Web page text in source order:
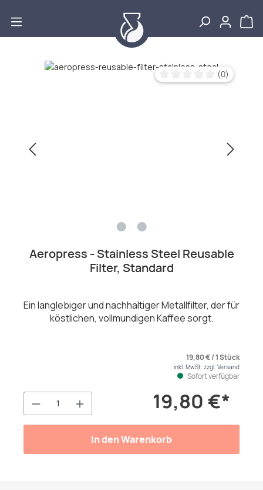
Durchschnittliche
(0)
Bildergalerie überspringen
Aeropress - Stainless Steel Reusable
Filter, Standard
Ein langlebiger und nachhaltiger Metallfilter, der für
köstlichen, vollmundigen Kaffee sorgt.
Produkt Anzahl: Gib den19,80 €*
19,80 € / 1 Stück
inkl. MwSt. zzgl. Versand
Sofort verfügbar
In den Warenkorb